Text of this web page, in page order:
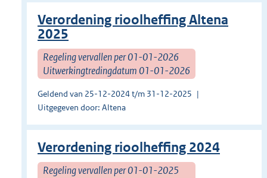
Verordening rioolheffing Altena
2025
Regeling vervallen per 01-01-2026
Uitwerkingtredingdatum 01-01-2026
Geldend van 25-12-2024 t/m 31-12-2025
Uitgegeven door: Altena
Verordening rioolheffing 2024
Regeling vervallen per 01-01-2025